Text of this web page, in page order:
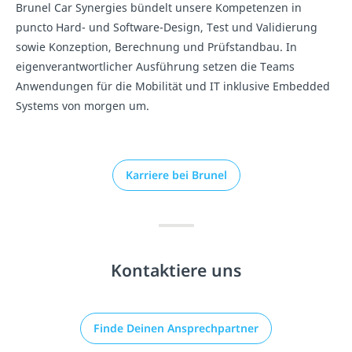
Brunel Car Synergies bündelt unsere Kompetenzen in
puncto Hard- und Software-Design, Test und Validierung
sowie Konzeption, Berechnung und Prüfstandbau. In
eigenverantwortlicher Ausführung setzen die Teams
Anwendungen für die Mobilität und IT inklusive Embedded
Systems von morgen um.
Karriere bei Brunel
Kontaktiere uns
Finde Deinen Ansprechpartner